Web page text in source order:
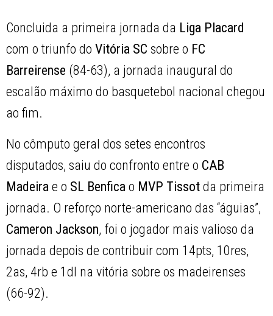
Concluida a primeira jornada da Liga Placard
com o triunfo do Vitória SC sobre o FC
Barreirense (84-63), a jornada inaugural do
escalão máximo do basquetebol nacional chegou
ao fim.
No cômputo geral dos setes encontros
disputados, saiu do confronto entre o CAB
Madeira e o SL Benfica o MVP Tissot da primeira
jornada. O reforço norte-americano das “águias”,
Cameron Jackson, foi o jogador mais valioso da
jornada depois de contribuir com 14pts, 10res,
2as, 4rb e 1dl na vitória sobre os madeirenses
(66-92).